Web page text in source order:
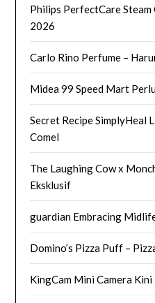
Philips PerfectCare
2026
Carlo Rino Perfume –
Midea 99 Speed Mart
Secret Recipe SimplyHeal
Comel
The Laughing Cow x
Eksklusif
guardian Embracing
Domino’s Pizza Puff –
KingCam Mini Camera